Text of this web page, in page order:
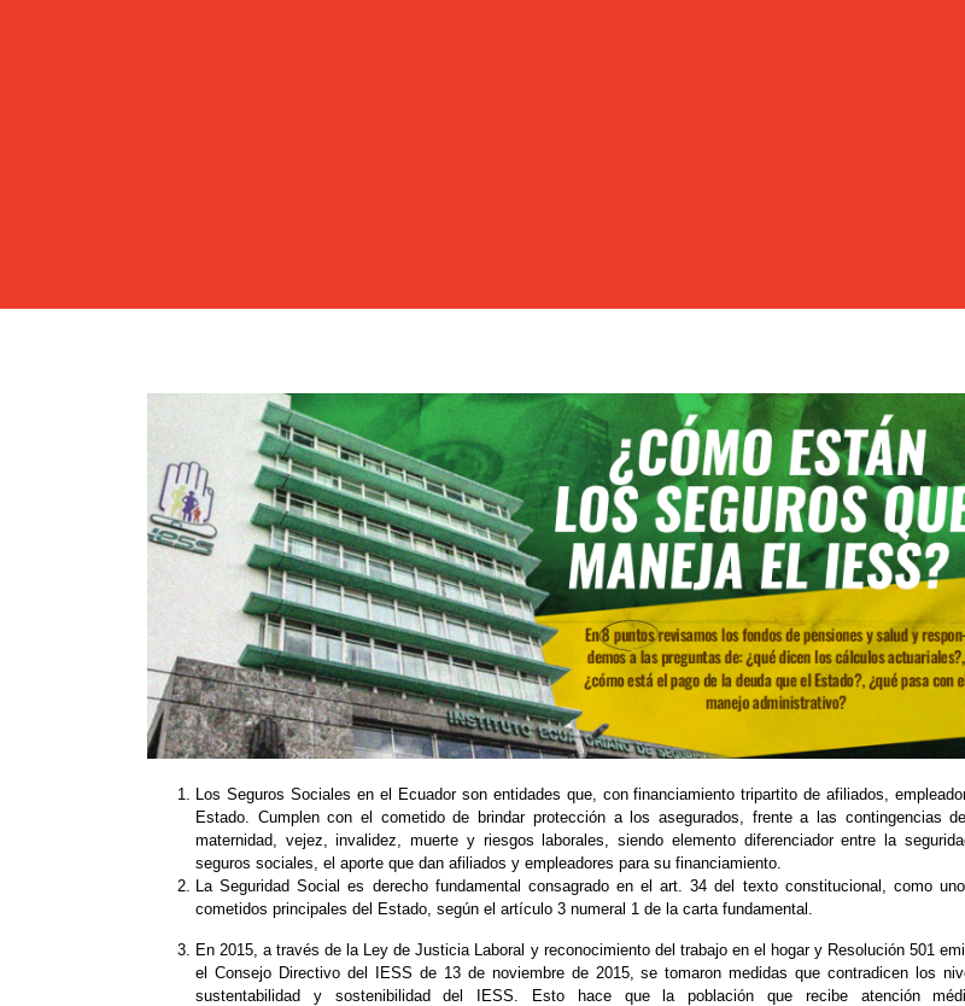
Los Seguros Sociales en el Ecuador son entidades que, con financiamiento tripartito de afiliados,
Estado. Cumplen con el cometido de brindar protección a los asegurados, frente a las contingencias
maternidad, vejez, invalidez, muerte y riesgos laborales, siendo elemento diferenciador entre la
seguros sociales, el aporte que dan afiliados y empleadores para su financiamiento.
La Seguridad Social es derecho fundamental consagrado en el art. 34 del texto constitucional, como
cometidos principales del Estado, según el artículo 3 numeral 1 de la carta fundamental.
En 2015, a través de la Ley de Justicia Laboral y reconocimiento del trabajo en el hogar y Resolución 501
el Consejo Directivo del IESS de 13 de noviembre de 2015, se tomaron medidas que contradicen los
sustentabilidad y sostenibilidad del IESS. Esto hace que la población que recibe atención